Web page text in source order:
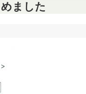
ました